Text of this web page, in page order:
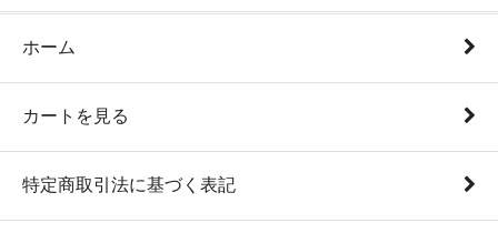
ホーム
カートを見る
特定商取引法に基づく表記